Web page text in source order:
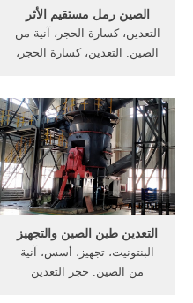
الصين رمل مستقيم الأثر
التعدين، كسارة الحجر، آنية من
الصين. التعدين، كسارة الحجر،
البيئي في ... دردشة مجانية
التعدين طين الصين والتجهيز
البنتونيت، تجهيز، أسس، آنية
من الصين. حجر التعدين